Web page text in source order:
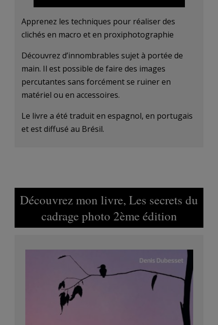
Apprenez les techniques pour réaliser des
clichés en macro et en proxiphotographie
Découvrez d’innombrables sujet à portée de
main. Il est possible de faire des images
percutantes sans forcément se ruiner en
matériel ou en accessoires.
Le livre a été traduit en espagnol, en portugais
et est diffusé au Brésil.
Découvrez mon livre, Les secrets du
cadrage photo 2ème édition